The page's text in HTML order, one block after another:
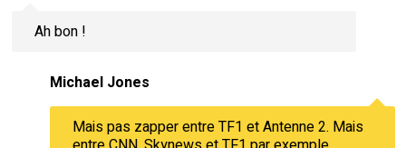
Ah bon !
Michael Jones
Mais pas zapper entre TF1 et Antenne 2. Mais